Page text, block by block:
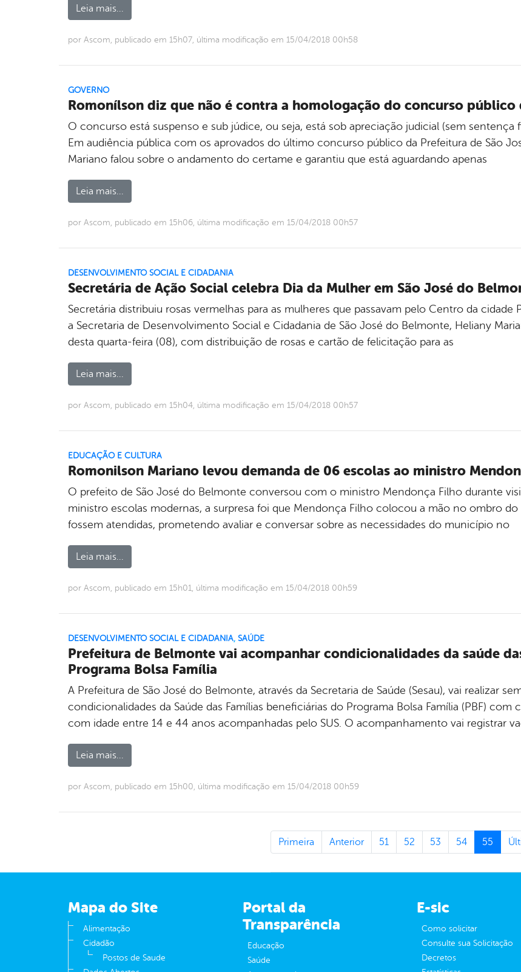
Leia mais...
por Ascom, publicado em 15h07, última modificação em 15/04/2018 00h58
GOVERNO
Romonílson diz que não é contra a homologação do concurso público
O concurso está suspenso e sub júdice, ou seja, está sob apreciação judicial (sem
Em audiência pública com os aprovados do último concurso público da Prefeitura de São
Mariano falou sobre o andamento do certame e garantiu que está aguardando apenas
Leia mais...
por Ascom, publicado em 15h06, última modificação em 15/04/2018 00h57
DESENVOLVIMENTO SOCIAL E CIDADANIA
Secretária de Ação Social celebra Dia da Mulher em São José do
Secretária distribuiu rosas vermelhas para as mulheres que passavam pelo Centro da
a Secretaria de Desenvolvimento Social e Cidadania de São José do Belmonte, Heliany
desta quarta-feira (08), com distribuição de rosas e cartão de felicitação para as
Leia mais...
por Ascom, publicado em 15h04, última modificação em 15/04/2018 00h57
EDUCAÇÃO E CULTURA
Romonilson Mariano levou demanda de 06 escolas ao ministro
O prefeito de São José do Belmonte conversou com o ministro Mendonça Filho durante
ministro escolas modernas, a surpresa foi que Mendonça Filho colocou a mão no ombro
fossem atendidas, prometendo avaliar e conversar sobre as necessidades do município no
Leia mais...
por Ascom, publicado em 15h01, última modificação em 15/04/2018 00h59
DESENVOLVIMENTO SOCIAL E CIDADANIA, SAÚDE
Prefeitura de Belmonte vai acompanhar condicionalidades da saúde
Programa Bolsa Família
A Prefeitura de São José do Belmonte, através da Secretaria de Saúde (Sesau), vai realizar
condicionalidades da Saúde das Famílias beneficiárias do Programa Bolsa Família (PBF)
com idade entre 14 e 44 anos acompanhadas pelo SUS. O acompanhamento vai registrar
Leia mais...
por Ascom, publicado em 15h00, última modificação em 15/04/2018 00h59
Primeira Anterior 51 52 53 54 55
Mapa do Site
Alimentação
Cidadão
Postos de Saude
Portal da
Transparência
Educação
Saúde
E-sic
Como solicitar
Consulte sua Solicitação
Decretos